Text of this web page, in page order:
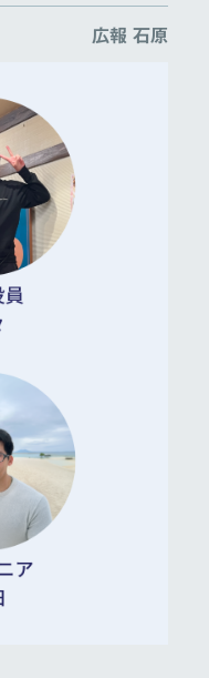
広報 石原